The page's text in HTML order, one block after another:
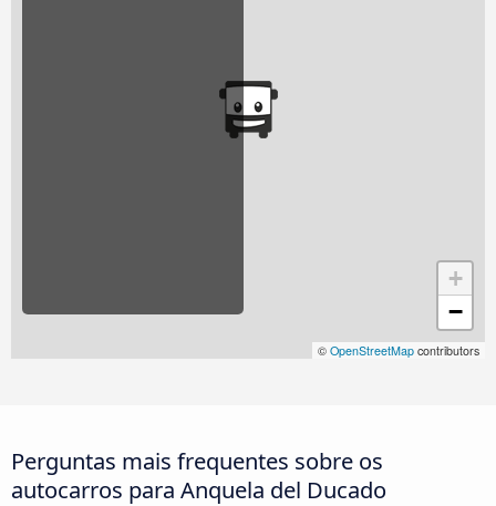
+
−
© OpenStreetMap contributors
Perguntas mais frequentes sobre os
autocarros para Anquela del Ducado